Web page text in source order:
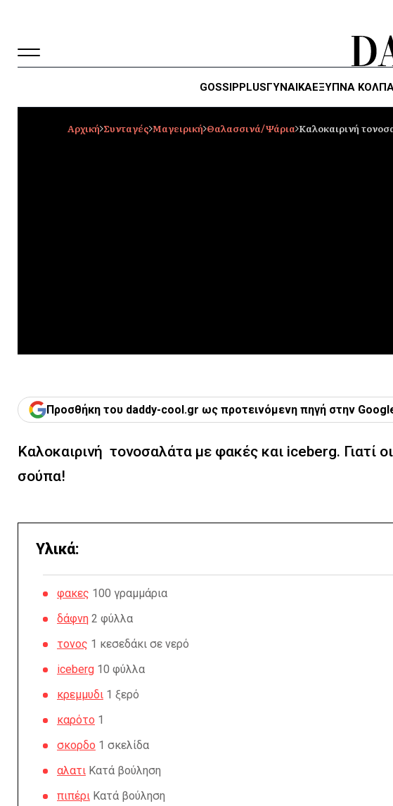
GOSSIPPLUSΓΥΝΑΙΚΑΈΞΥΠΝΑ
Αρχική Συνταγές Μαγειρική Θαλασσινά/Ψάρια Καλοκαιρινή
Προσθήκη του daddy-cool.gr ως προτεινόμενη πηγή στην
Καλοκαιρινή τονοσαλάτα με φακές και iceberg. Γιατί
σούπα!
Υλικά:
φακες 100 γραμμάρια
δάφνη 2 φύλλα
τονος 1 κεσεδάκι σε νερό
iceberg 10 φύλλα
κρεμμυδι 1 ξερό
καρότο 1
σκορδο 1 σκελίδα
αλατι Κατά βούληση
πιπέρι Κατά βούληση